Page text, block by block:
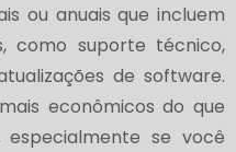
ou anuais que incluem
como suporte técnico,
de software.
econômicos do que
especialmente se você